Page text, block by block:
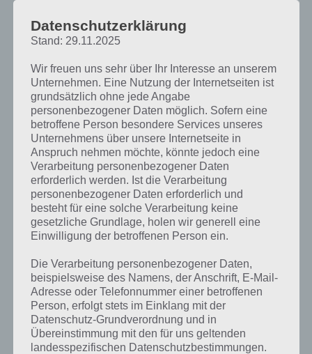
Um das nächste Hotel freizuschalten, musst du Sterne verdienen.
indem du die Räume kaufst und alle dazugehörigen Upgrades. Wenn
man das macht, bekommt man auch die 5 Sterne.
Datenschutzerklärung
Stand: 29.11.2025
Wir freuen uns sehr über Ihr Interesse an unserem
Unternehmen. Eine Nutzung der Internetseiten ist
grundsätzlich ohne jede Angabe
personenbezogener Daten möglich. Sofern eine
betroffene Person besondere Services unseres
Unternehmens über unsere Internetseite in
Anspruch nehmen möchte, könnte jedoch eine
Verarbeitung personenbezogener Daten
erforderlich werden. Ist die Verarbeitung
personenbezogener Daten erforderlich und
besteht für eine solche Verarbeitung keine
gesetzliche Grundlage, holen wir generell eine
Einwilligung der betroffenen Person ein.
Die Verarbeitung personenbezogener Daten,
beispielsweise des Namens, der Anschrift, E-Mail-
Adresse oder Telefonnummer einer betroffenen
Person, erfolgt stets im Einklang mit der
Datenschutz-Grundverordnung und in
Übereinstimmung mit den für uns geltenden
landesspezifischen Datenschutzbestimmungen.